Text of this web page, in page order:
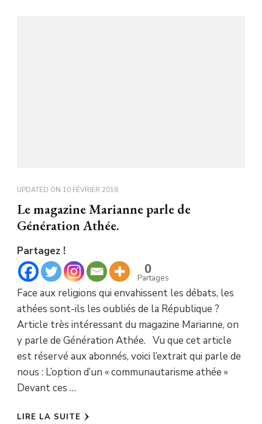
UPDATED ON 10 FÉVRIER 2018
Le magazine Marianne parle de
Génération Athée.
Partagez !
0
Partages
Face aux religions qui envahissent les débats, les
athées sont-ils les oubliés de la République ?
Article très intéressant du magazine Marianne, on
y parle de Génération Athée. Vu que cet article
est réservé aux abonnés, voici l’extrait qui parle de
nous : L’option d’un « communautarisme athée »
Devant ces …
LIRE LA SUITE